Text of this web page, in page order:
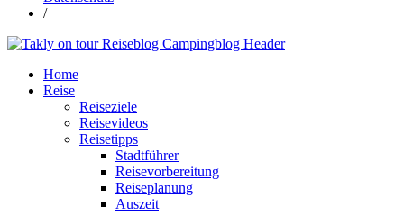
/
Home
Reise
Reiseziele
Reisevideos
Reisetipps
Stadtführer
Reisevorbereitung
Reiseplanung
Auszeit